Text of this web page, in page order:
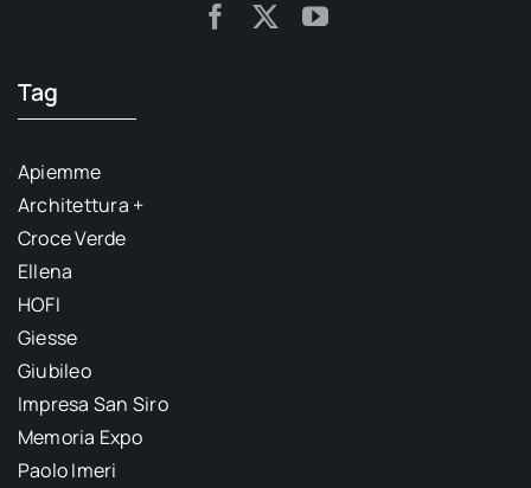
Tag
Apiemme
Architettura +
Croce Verde
Ellena
HOFI
Giesse
Giubileo
Impresa San Siro
Memoria Expo
Paolo Imeri